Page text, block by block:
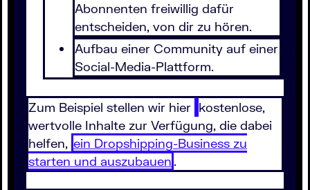
Abonnenten freiwillig dafür
entscheiden, von dir zu hören.
Aufbau einer Community auf einer
Social-Media-Plattform.
Zum Beispiel stellen wir hier kostenlose,
wertvolle Inhalte zur Verfügung, die dabei
helfen, ein Dropshipping-Business zu
starten und auszubauen .